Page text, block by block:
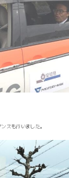
スも行いました。